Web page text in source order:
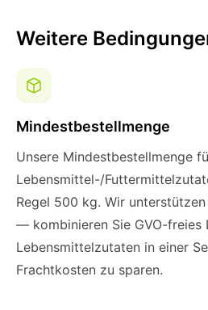
Weitere
Mindestbestellmenge
Unsere Mindestbestellmenge
Lebensmittel-/
Regel 500 kg. Wir
— kombinieren Sie GVO-freies
Lebensmittelzutaten in einer
Frachtkosten zu sparen.